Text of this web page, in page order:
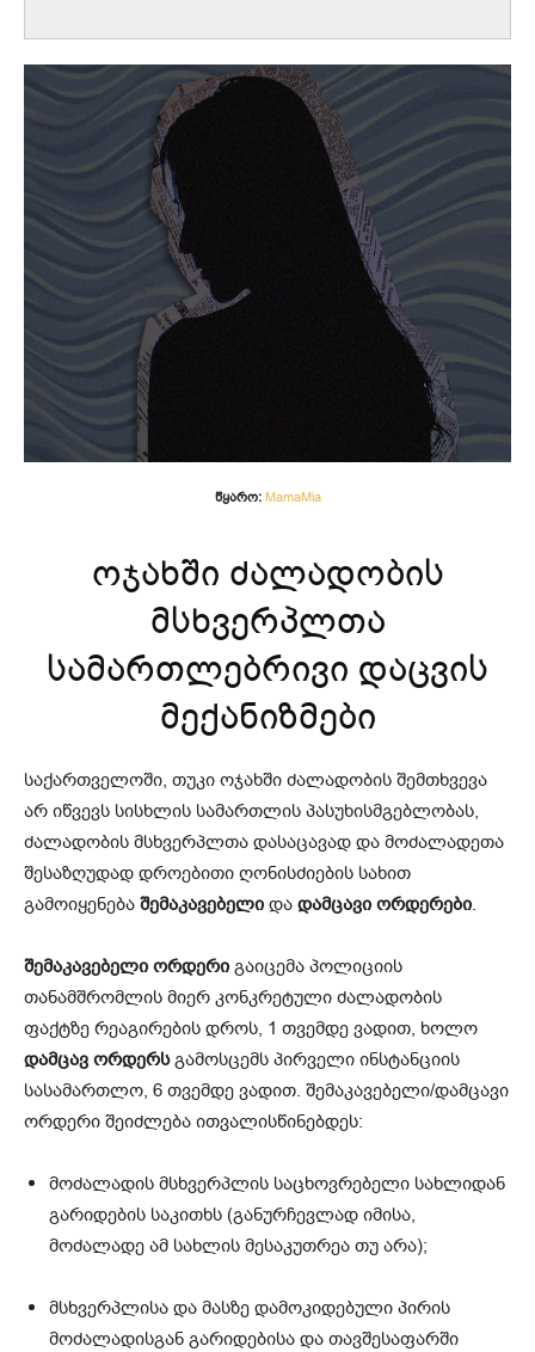
წყარო: MamaMia
ოჯახში ძალადობის
მსხვერპლთა
სამართლებრივი დაცვის
მექანიზმები
საქართველოში, თუკი ოჯახში ძალადობის შემთხვევა
არ იწვევს სისხლის სამართლის პასუხისმგებლობას,
ძალადობის მსხვერპლთა დასაცავად და მოძალადეთა
შესაზღუდად დროებითი ღონისძიების სახით
გამოიყენება შემაკავებელი და დამცავი ორდერები.
შემაკავებელი ორდერი გაიცემა პოლიციის
თანამშრომლის მიერ კონკრეტული ძალადობის
ფაქტზე რეაგირების დროს, 1 თვემდე ვადით, ხოლო
დამცავ ორდერსგამოსცემს პირველი ინსტანციის
სასამართლო, 6 თვემდე ვადით. შემაკავებელი/დამცავი
ორდერი შეიძლება ითვალისწინებდეს:
მოძალადის მსხვერპლის საცხოვრებელი სახლიდან
გარიდების საკითხს (განურჩევლად იმისა,
მოძალადე ამ სახლის მესაკუთრეა თუ არა);
მსხვერპლისა და მასზე დამოკიდებული პირის
მოძალადისგან გარიდებისა და თავშესაფარში